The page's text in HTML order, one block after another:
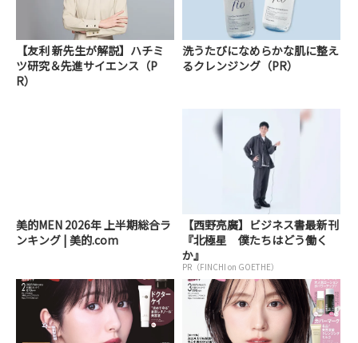
【友利 新先生が解説】ハチミ
ツ研究＆先進サイエンス（P
R）
洗うたびになめらかな肌に整え
るクレンジング（PR）
美的MEN 2026年 上半期総合ラ
ンキング | 美的.com
【西野亮廣】ビジネス書最新刊
『北極星 僕たちはどう働く
か』
PR（FINCHI on GOETHE）